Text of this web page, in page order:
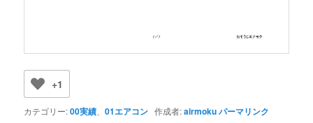
+1
カテゴリー:00実績 、01エアコン 作成者:airmokuパーマリンク